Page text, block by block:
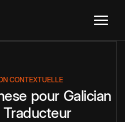
CONTEXTUELLE
pour Galician
Traducteur